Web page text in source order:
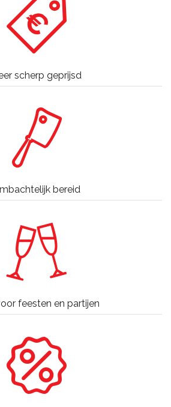
scherp geprijsd
bereid
feesten en partijen